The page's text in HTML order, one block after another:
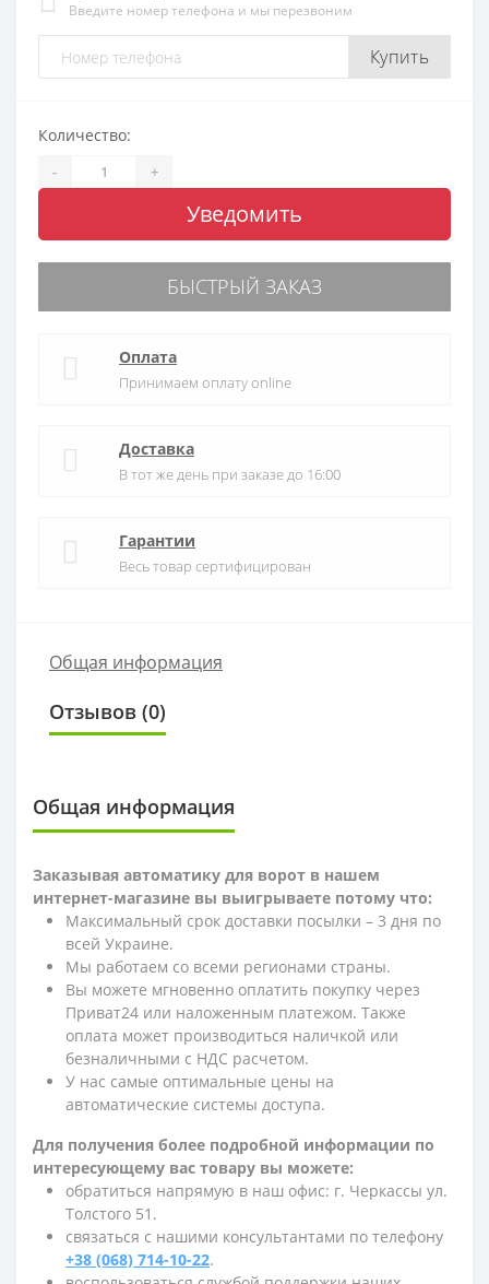
Введите номер телефона и мы перезвоним
Купить
Количество:
- +
Уведомить
БЫСТРЫЙ ЗАКАЗ
Оплата
Принимаем оплату online
Доставка
В тот же день при заказе до 16:00
Гарантии
Весь товар сертифицирован
Общая информация
Отзывов (0)
Общая информация
Заказывая автоматику для ворот в нашем
интернет-магазине вы выигрываете потому что:
Максимальный срок доставки посылки – 3 дня по
всей Украине.
Мы работаем со всеми регионами страны.
Вы можете мгновенно оплатить покупку через
Приват24 или наложенным платежом. Также
оплата может производиться наличкой или
безналичными с НДС расчетом.
У нас самые оптимальные цены на
автоматические системы доступа.
Для получения более подробной информации по
интересующему вас товару вы можете:
обратиться напрямую в наш офис: г. Черкассы ул.
Толстого 51.
связаться с нашими консультантами по телефону
+38 (068) 714-10-22.